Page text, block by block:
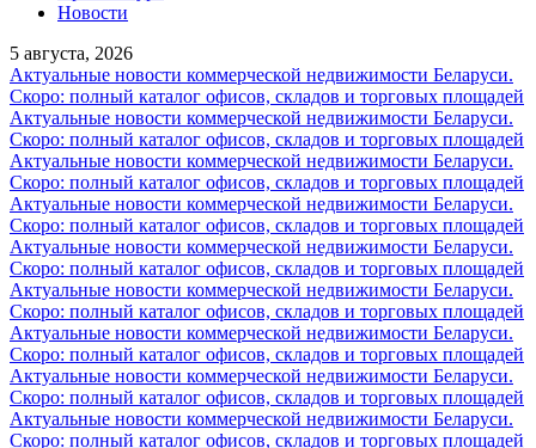
Новости
5 августа, 2026
Актуальные новости коммерческой недвижимости Беларуси.
Скоро: полный каталог офисов, складов и торговых площадей
Актуальные новости коммерческой недвижимости Беларуси.
Скоро: полный каталог офисов, складов и торговых площадей
Актуальные новости коммерческой недвижимости Беларуси.
Скоро: полный каталог офисов, складов и торговых площадей
Актуальные новости коммерческой недвижимости Беларуси.
Скоро: полный каталог офисов, складов и торговых площадей
Актуальные новости коммерческой недвижимости Беларуси.
Скоро: полный каталог офисов, складов и торговых площадей
Актуальные новости коммерческой недвижимости Беларуси.
Скоро: полный каталог офисов, складов и торговых площадей
Актуальные новости коммерческой недвижимости Беларуси.
Скоро: полный каталог офисов, складов и торговых площадей
Актуальные новости коммерческой недвижимости Беларуси.
Скоро: полный каталог офисов, складов и торговых площадей
Актуальные новости коммерческой недвижимости Беларуси.
Скоро: полный каталог офисов, складов и торговых площадей